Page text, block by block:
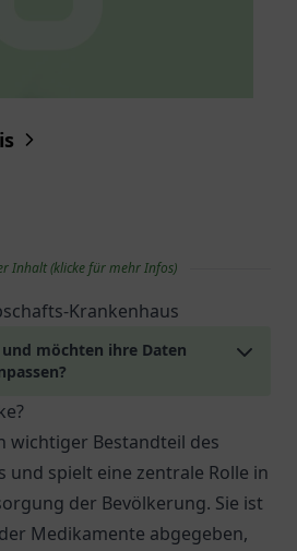
Inhalt (klicke für mehr Infos)
Krankenhaus
möchten ihre Daten
wichtiger Bestandteil des
und spielt eine zentrale Rolle in
der Bevölkerung. Sie ist
Medikamente abgegeben,